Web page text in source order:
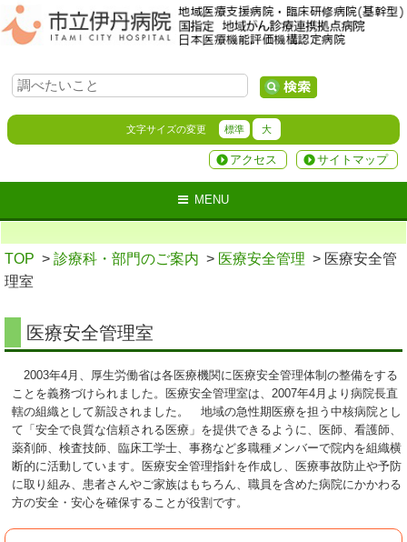
文字サイズの変更 標準 大
サイトマップ
アクセス
MENU
TOP > 診療科・部門のご案内 > 医療安全管理 > 医療安全管
理室
医療安全管理室
2003年4月、厚生労働省は各医療機関に医療安全管理体制の整備をする
ことを義務づけられました。医療安全管理室は、2007年4月より病院長直
轄の組織として新設されました。 地域の急性期医療を担う中核病院とし
て「安全で良質な信頼される医療」を提供できるように、医師、看護師、
薬剤師、検査技師、臨床工学士、事務など多職種メンバーで院内を組織横
断的に活動しています。医療安全管理指針を作成し、医療事故防止や予防
に取り組み、患者さんやご家族はもちろん、職員を含めた病院にかかわる
方の安全・安心を確保することが役割です。